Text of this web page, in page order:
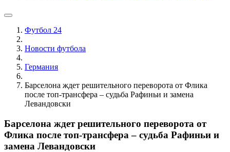
Футбол 24
Новости футбола
Германия
Барселона ждет решительного переворота от Флика
после топ-трансфера – судьба Рафиньи и замена
Левандовски
Барселона ждет решительного переворота от
Флика после топ-трансфера – судьба Рафиньи и
замена Левандовски